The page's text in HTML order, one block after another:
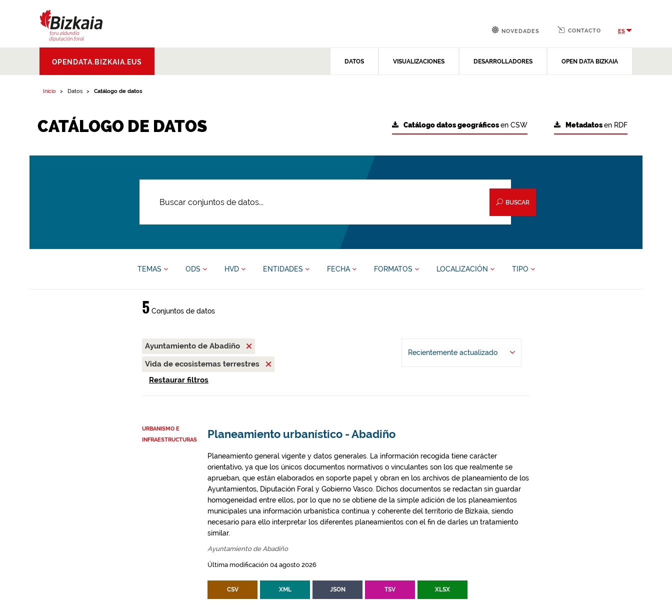
Aldundia.Diputacion
Foral de Bizkaia
OPENDATA.BIZKAIA.EUS DATOS VISUALIZACIONES DESARROLLADORES OPEN DATA BIZKAIA
NOVEDADES CONTACTO ES
Inicio Datos Catálogo de datos
CATÁLOGO DE DATOS Metadatosen RDF
Catálogo datos geográficosen CSW
BUSCAR
TEMAS ODS HVD ENTIDADES FECHA FORMATOS LOCALIZACIÓN TIPO
5Conjuntos de datos
Ayuntamiento de Abadiño
Vida de ecosistemas terrestres
Restaurar filtros
Recientemente actualizado
URBANISMO E
INFRAESTRUCTURAS
Planeamiento urbanístico - Abadiño
Planeamiento general vigente y datos generales. La información recogida tiene carácter
orientativo, ya que los únicos documentos normativos o vinculantes son los que realmente se
aprueban, que están elaborados en soporte papel y obran en los archivos de planeamiento de los
Ayuntamientos, Diputación Foral y Gobierno Vasco. Dichos documentos se redactan sin guardar
homogeneidad entre ellos, por lo que no se obtiene de la simple adición de los planeamientos
municipales una información urbanística continua y coherente del territorio de Bizkaia, siendo
necesario para ello interpretar los diferentes planeamientos con el fin de darles un tratamiento
similar.
Ayuntamiento de Abadiño
Última modificación 04 agosto 2026
CSV XML JSON TSV XLSX